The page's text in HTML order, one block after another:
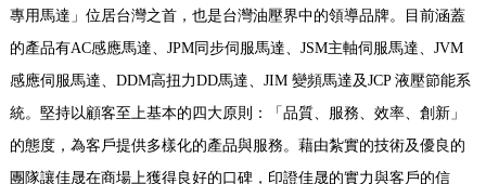
專用馬達」位居台灣之首，也是台灣油壓界中的領導品牌。目前涵蓋
的產品有AC感應馬達、JPM同步伺服馬達、JSM主軸伺服馬達、JVM
感應伺服馬達、DDM高扭力DD馬達、JIM 變頻馬達及JCP 液壓節能系
統。堅持以顧客至上基本的四大原則：「品質、服務、效率、創新」
的態度，為客戶提供多樣化的產品與服務。藉由紮實的技術及優良的
團隊讓佳晟在商場上獲得良好的口碑，印證佳晟的實力與客戶的信